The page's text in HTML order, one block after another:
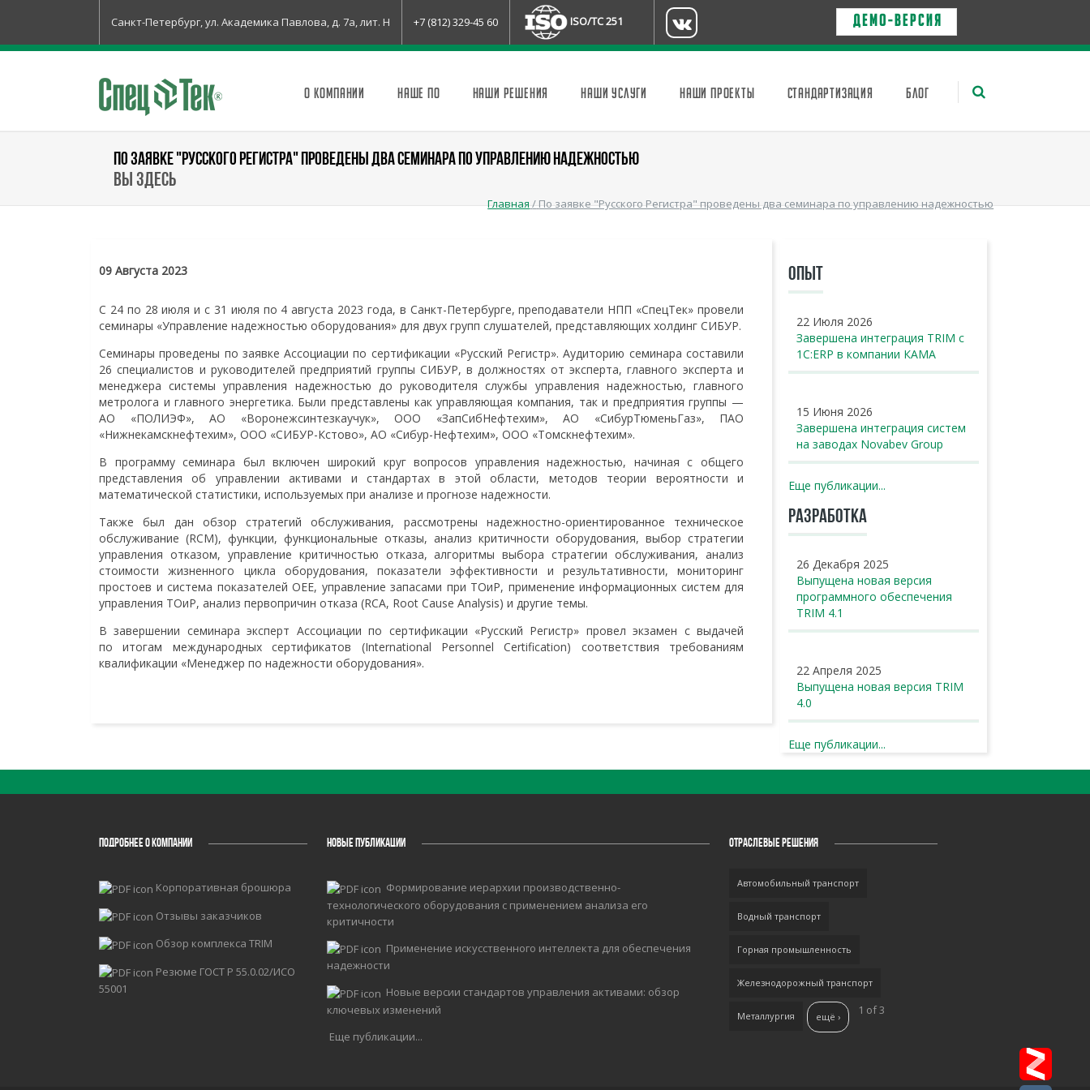
Санкт-Петербург, ул. Академика Павлова, д. 7а, лит. Н +7 (812) 329-45 60 ISO/TC 251 Д Е М О - в е р с и я
О КОМПАНИИ НАШЕ ПО НАШИ РЕШЕНИЯ НАШИ УСЛУГИ НАШИ ПРОЕКТЫ СТАНДАРТИЗАЦИЯ БЛОГ
ПО ЗАЯВКЕ "РУССКОГО РЕГИСТРА" ПРОВЕДЕНЫ ДВА СЕМИНАРА ПО УПРАВЛЕНИЮ НАДЕЖНОСТЬЮ
Вы здесь
Главная/По заявке "Русского Регистра" проведены два семинара по управлению надежностью
09 Августа 2023
С 24 по 28 июля и с 31 июля по 4 августа 2023 года, в Санкт-Петербурге, преподаватели НПП «СпецТек» провели
семинары «Управление надежностью оборудования» для двух групп слушателей, представляющих холдинг СИБУР.
Семинары проведены по заявке Ассоциации по сертификации «Русский Регистр». Аудиторию семинара составили
26 специалистов и руководителей предприятий группы СИБУР, в должностях от эксперта, главного эксперта и
менеджера системы управления надежностью до руководителя службы управления надежностью, главного
метролога и главного энергетика. Были представлены как управляющая компания, так и предприятия группы —
АО «ПОЛИЭФ», АО «Воронежсинтезкаучук», ООО «ЗапСибНефтехим», АО «СибурТюменьГаз», ПАО
«Нижнекамскнефтехим», ООО «СИБУР-Кстово», АО «Сибур-Нефтехим», ООО «Томскнефтехим».
В программу семинара был включен широкий круг вопросов управления надежностью, начиная с общего
представления об управлении активами и стандартах в этой области, методов теории вероятности и
математической статистики, используемых при анализе и прогнозе надежности.
Также был дан обзор стратегий обслуживания, рассмотрены надежностно-ориентированное техническое
обслуживание (RCM), функции, функциональные отказы, анализ критичности оборудования, выбор стратегии
управления отказом, управление критичностью отказа, алгоритмы выбора стратегии обслуживания, анализ
стоимости жизненного цикла оборудования, показатели эффективности и результативности, мониторинг
простоев и система показателей OEE, управление запасами при ТОиР, применение информационных систем для
управления ТОиР, анализ первопричин отказа (RCA, Root Cause Analysis) и другие темы.
В завершении семинара эксперт Ассоциации по сертификации «Русский Регистр» провел экзамен с выдачей
по итогам международных сертификатов (International Personnel Certification) соответствия требованиям
квалификации «Менеджер по надежности оборудования».
ОПЫТ
22 Июля 2026
Завершена интеграция TRIM с
1С:ERP в компании КАМА
15 Июня 2026
Завершена интеграция систем
на заводах Novabev Group
Еще публикации...
РАЗРАБОТКА
26 Декабря 2025
Выпущена новая версия
программного обеспечения
TRIM 4.1
22 Апреля 2025
Выпущена новая версия TRIM
4.0
Еще публикации...
ПОДРОБНЕЕ О КОМПАНИИ
Корпоративная брошюра
Отзывы заказчиков
Обзор комплекса TRIM
Резюме ГОСТ Р 55.0.02/ИСО
55001
НОВЫЕ ПУБЛИКАЦИИ
Формирование иерархии производственно-
технологического оборудования с применением анализа его
критичности
Применение искусственного интеллекта для обеспечения
надежности
Новые версии стандартов управления активами: обзор
ключевых изменений
Еще публикации...
ОТРАСЛЕВЫЕ РЕШЕНИЯ
Автомобильный транспорт
Водный транспорт
Горная промышленность
Железнодорожный транспорт
Металлургия 1 of 3
ещё ›